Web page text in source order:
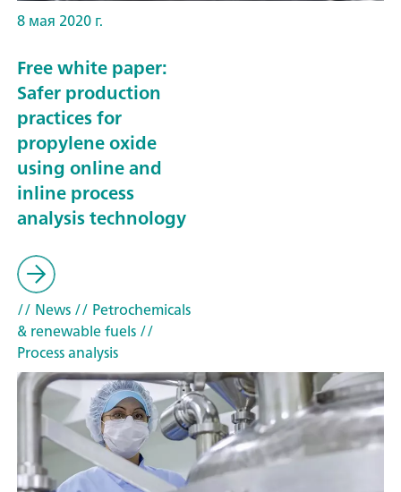
8 мая 2020 г.
Free white paper:
Safer production
practices for
propylene oxide
using online and
inline process
analysis technology
// News// Petrochemicals
& renewable fuels//
Process analysis